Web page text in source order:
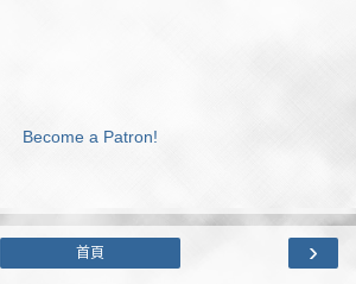
Become a Patron!
›
首頁